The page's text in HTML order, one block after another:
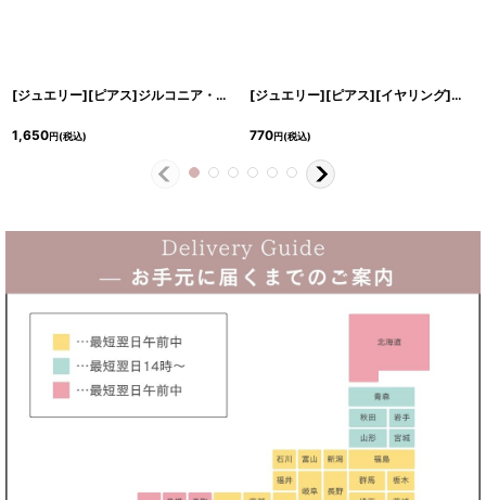
[ジュエリー][ピアス]ジルコニア・クリアストーン・シルバー・ドロップ型・フックピアス
1,650円(税込)
[ジュエリー][ピアス][イヤリング]扇型 ファンモチーフ ブラック×ゴールド フック ピアス ねじ式 イヤリング
770円(税込)